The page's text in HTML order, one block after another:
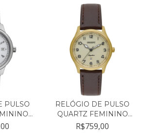
PULSO
RELÓGIO DE PULSO
QUARTZ FEMININO
ORIENT...
R$759,00